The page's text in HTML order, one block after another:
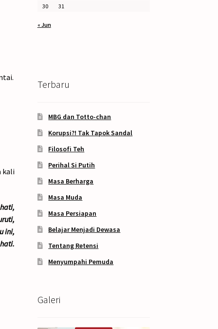
kali
ini,
30
31
« Jun
Terbaru
MBG dan Totto-chan
Korupsi?! Tak Tapok Sandal
Filosofi Teh
Perihal Si Putih
Masa Berharga
Masa Muda
Masa Persiapan
Belajar Menjadi Dewasa
Tentang Retensi
Menyumpahi Pemuda
Galeri